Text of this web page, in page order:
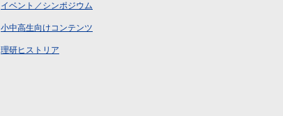
イベント／シンポジウム
小中高生向けコンテンツ
理研ヒストリア